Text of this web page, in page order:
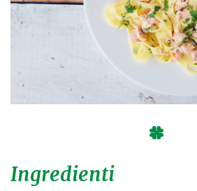
Ingredienti